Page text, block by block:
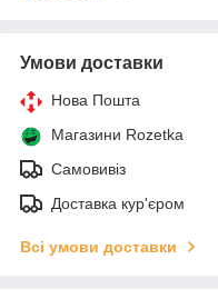
Умови доставки
Нова Пошта
Магазини Rozetka
Самовивіз
Доставка кур'єром
Всі умови доставки